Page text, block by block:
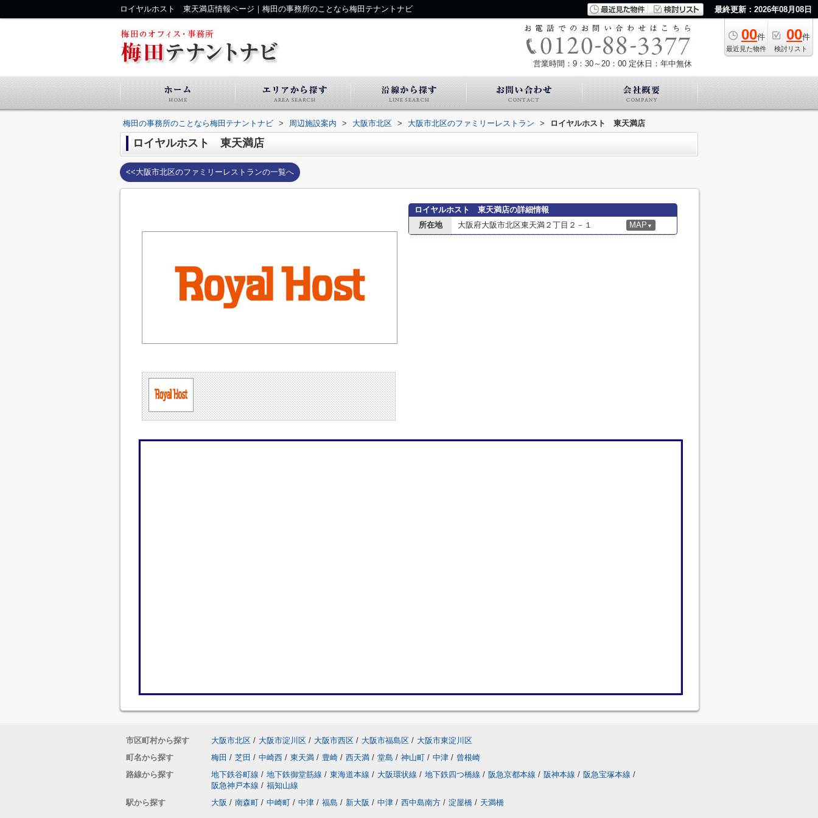
ロイヤルホスト 東天満店情報ページ｜梅田の事務所のことなら梅田テナントナビ 最終更新：2026年08月08日
00件
最近見た物件
00件
検討リスト
営業時間：9：30～20：00 定休日：年中無休
梅田の事務所のことなら梅田テナントナビ > 周辺施設案内 > 大阪市北区 > 大阪市北区のファミリーレストラン > ロイヤルホスト 東天満店
ロイヤルホスト 東天満店
<<大阪市北区のファミリーレストランの一覧へ
ロイヤルホスト 東天満店の詳細情報
所在地
大阪府大阪市北区東天満２丁目２－１ MAP ▼
市区町村から探す 大阪市北区 / 大阪市淀川区 / 大阪市西区 / 大阪市福島区 / 大阪市東淀川区
町名から探す
梅田 / 芝田 / 中崎西 / 東天満 / 豊崎 / 西天満 / 堂島 / 神山町 / 中津 / 曾根崎
路線から探す
地下鉄谷町線 / 地下鉄御堂筋線 / 東海道本線 / 大阪環状線 / 地下鉄四つ橋線 / 阪急京都本線 / 阪神本線 / 阪急宝塚本線 /
阪急神戸本線 / 福知山線
駅から探す
大阪 / 南森町 / 中崎町 / 中津 / 福島 / 新大阪 / 中津 / 西中島南方 / 淀屋橋 / 天満橋